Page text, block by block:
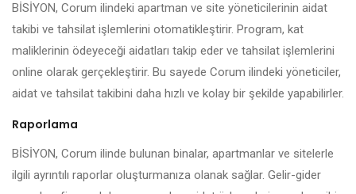
BİSİYON, Corum ilindeki apartman ve site yöneticilerinin aidat
takibi ve tahsilat işlemlerini otomatikleştirir. Program, kat
maliklerinin ödeyeceği aidatları takip eder ve tahsilat işlemlerini
online olarak gerçekleştirir. Bu sayede Corum ilindeki yöneticiler,
aidat ve tahsilat takibini daha hızlı ve kolay bir şekilde yapabilirler.
Raporlama
BİSİYON, Corum ilinde bulunan binalar, apartmanlar ve sitelerle
ilgili ayrıntılı raporlar oluşturmanıza olanak sağlar. Gelir-gider